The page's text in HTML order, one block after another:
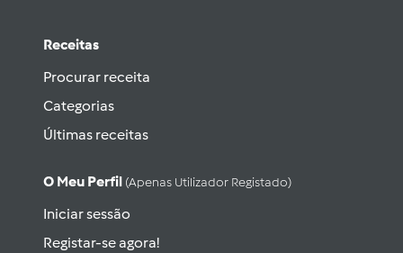
Receitas
Procurar receita
Categorias
Últimas receitas
O Meu Perfil (apenas Utilizador Registado)
Iniciar sessão
Registar-se agora!